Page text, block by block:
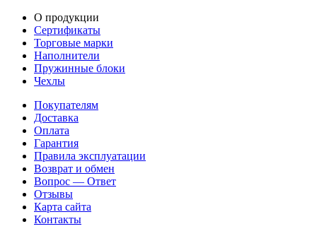
О продукции
Сертификаты
Торговые марки
Наполнители
Пружинные блоки
Чехлы
Покупателям
Доставка
Оплата
Гарантия
Правила эксплуатации
Возврат и обмен
Вопрос — Ответ
Отзывы
Карта сайта
Контакты